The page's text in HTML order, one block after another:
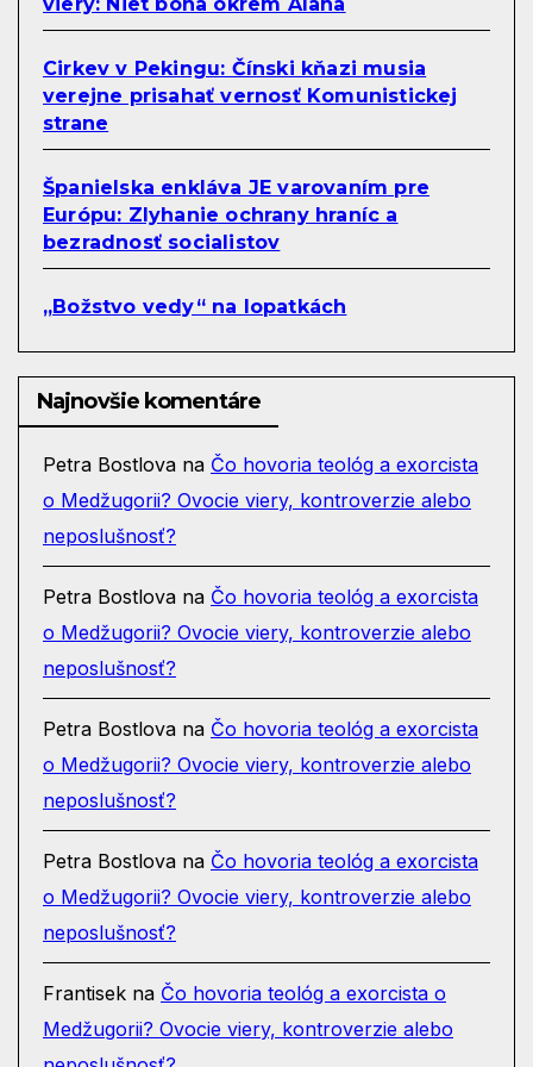
viery: Niet boha okrem Alaha
Cirkev v Pekingu: Čínski kňazi musia
verejne prisahať vernosť Komunistickej
strane
Španielska enkláva JE varovaním pre
Európu: Zlyhanie ochrany hraníc a
bezradnosť socialistov
„Božstvo vedy“ na lopatkách
Najnovšie komentáre
Petra Bostlova na Čo hovoria teológ a exorcista
o Medžugorii? Ovocie viery, kontroverzie alebo
neposlušnosť?
Petra Bostlova na Čo hovoria teológ a exorcista
o Medžugorii? Ovocie viery, kontroverzie alebo
neposlušnosť?
Petra Bostlova na Čo hovoria teológ a exorcista
o Medžugorii? Ovocie viery, kontroverzie alebo
neposlušnosť?
Petra Bostlova na Čo hovoria teológ a exorcista
o Medžugorii? Ovocie viery, kontroverzie alebo
neposlušnosť?
Frantisek na Čo hovoria teológ a exorcista o
Medžugorii? Ovocie viery, kontroverzie alebo